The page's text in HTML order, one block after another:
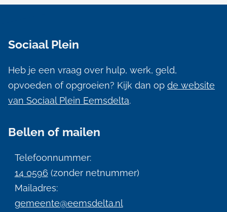
)
g
m
Sociaal Plein
Heb je een vraag over hulp, werk, geld,
opvoeden of opgroeien? Kijk dan op de website
van Sociaal Plein Eemsdelta.
Bellen of mailen
Telefoonnummer:
14 0596 (zonder netnummer)
Mailadres:
gemeente@eemsdelta.nl